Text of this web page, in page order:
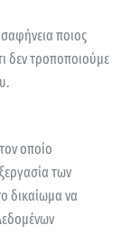
ποιος
δεν τροποποιούμε
οποίο
των
δικαίωμα να